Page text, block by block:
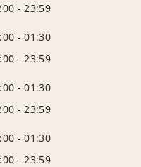
- 23:59
-01:30
- 23:59
-01:30
- 23:59
-01:30
- 23:59